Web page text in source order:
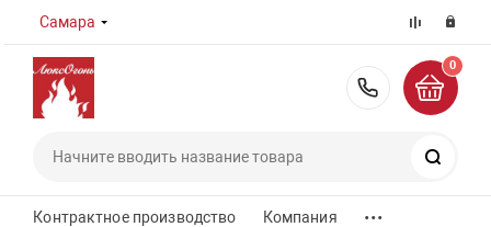
Самара
8 (800)
0
Контрактное производство Компания ...